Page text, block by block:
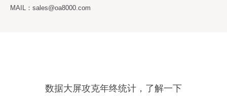
MAIL：sales@oa8000.com
数据大屏攻克年终统计，了解一下